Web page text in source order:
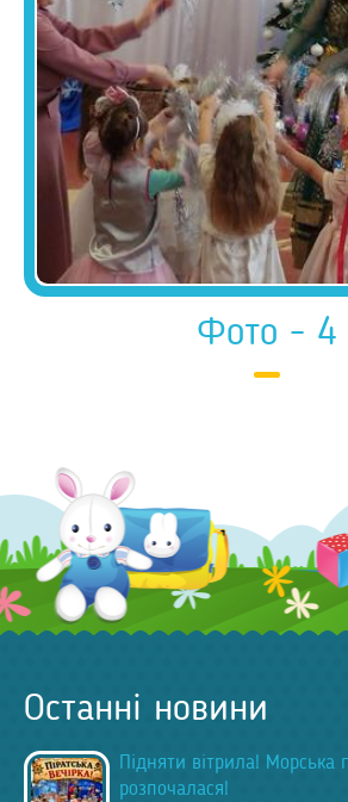
Фото - 4
Останні новини
​Підняти вітрила! Морська
розпочалася!